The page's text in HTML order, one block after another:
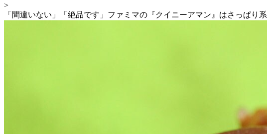
>
「間違いない」「絶品です」ファミマの『クイニーアマン』はさっぱり系